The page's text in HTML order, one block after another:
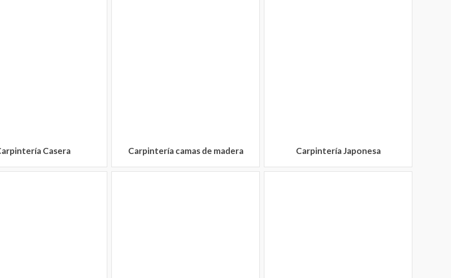
Casera Carpintería camas de madera Carpintería Japonesa